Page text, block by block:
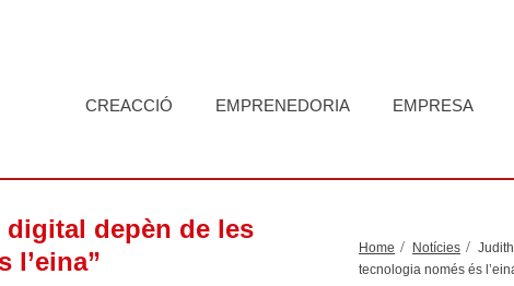
CREACCIÓ EMPRENEDORIA EMPRESA
depèn de les
l’eina”
Home Notícies
tecnologia només és